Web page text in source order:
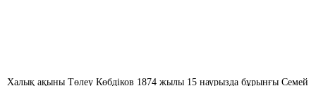
Халық ақыны Төлеу Көбдіков 1874 жылы 15 наурызда бұрынғы Семей